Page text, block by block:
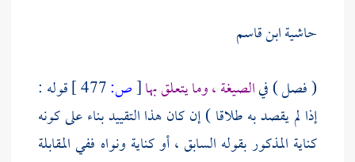
حاشية ابن قاسم
( فصل ) فيالصيغة ، وما يتعلق بها[ص:
قوله :
إذا لم يقصد به طلاقا ) إن كان هذا التقييد بناء على كونه
كناية المذكور بقوله السابق ، أو كناية ونواه ففي المقابلة